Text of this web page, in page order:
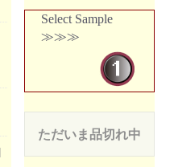
Select Sample
≫≫≫
ただいま品切れ中